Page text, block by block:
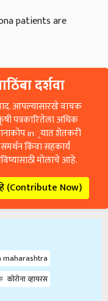
patients are
दर्शवा
आपल्यासारखे वाचक
पत्रकारितेला अधिक
in्यात शेतकरी
किंवा सहकार्य
मोलाचे आहे.
(Contribute Now)
maharashtra
कोरोना व्हायरस